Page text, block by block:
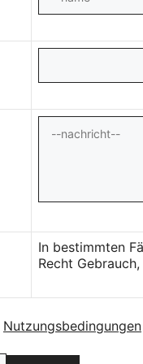
In bestimmten
Recht
Nutzungsbedingungen